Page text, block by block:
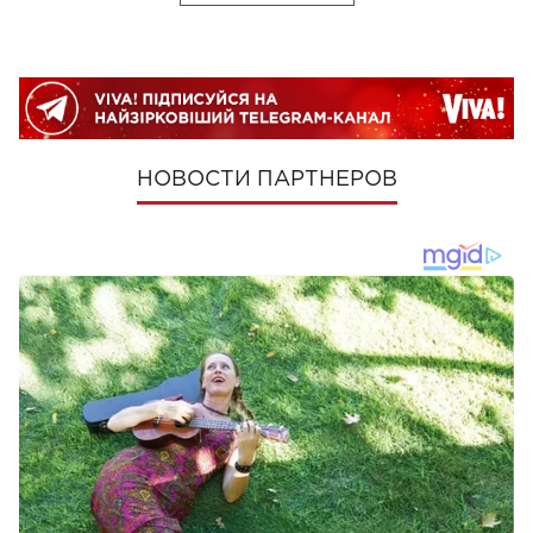
НОВОСТИ ПАРТНЕРОВ